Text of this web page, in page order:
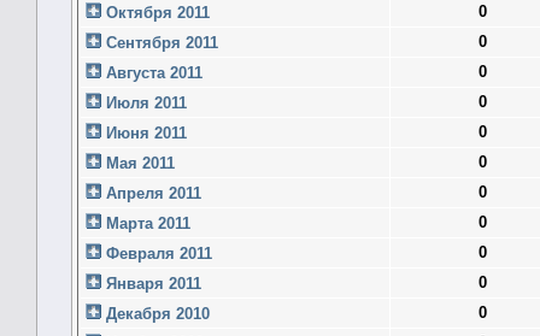
Октября 2011
0
Сентября 2011
0
Августа 2011
0
Июля 2011
0
Июня 2011
0
Мая 2011
0
Апреля 2011
0
Марта 2011
0
Февраля 2011
0
Января 2011
0
Декабря 2010
0